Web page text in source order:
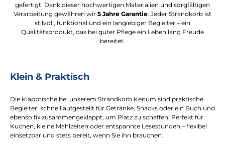
gefertigt. Dank dieser hochwertigen Materialien und sorgfältigen
Verarbeitung gewähren wir 5 Jahre Garantie. Jeder Strandkorb ist
stilvoll, funktional und ein langlebiger Begleiter – ein
Qualitätsprodukt, das bei guter Pflege ein Leben lang Freude
bereitet.
Klein & Praktisch
Die Klapptische bei unserem Strandkorb Keitum sind praktische
Begleiter: schnell aufgestellt für Getränke, Snacks oder ein Buch und
ebenso fix zusammengeklappt, um Platz zu schaffen. Perfekt für
Kuchen, kleine Mahlzeiten oder entspannte Lesestunden – flexibel
einsetzbar und stets bereit, wenn Sie ihn brauchen.